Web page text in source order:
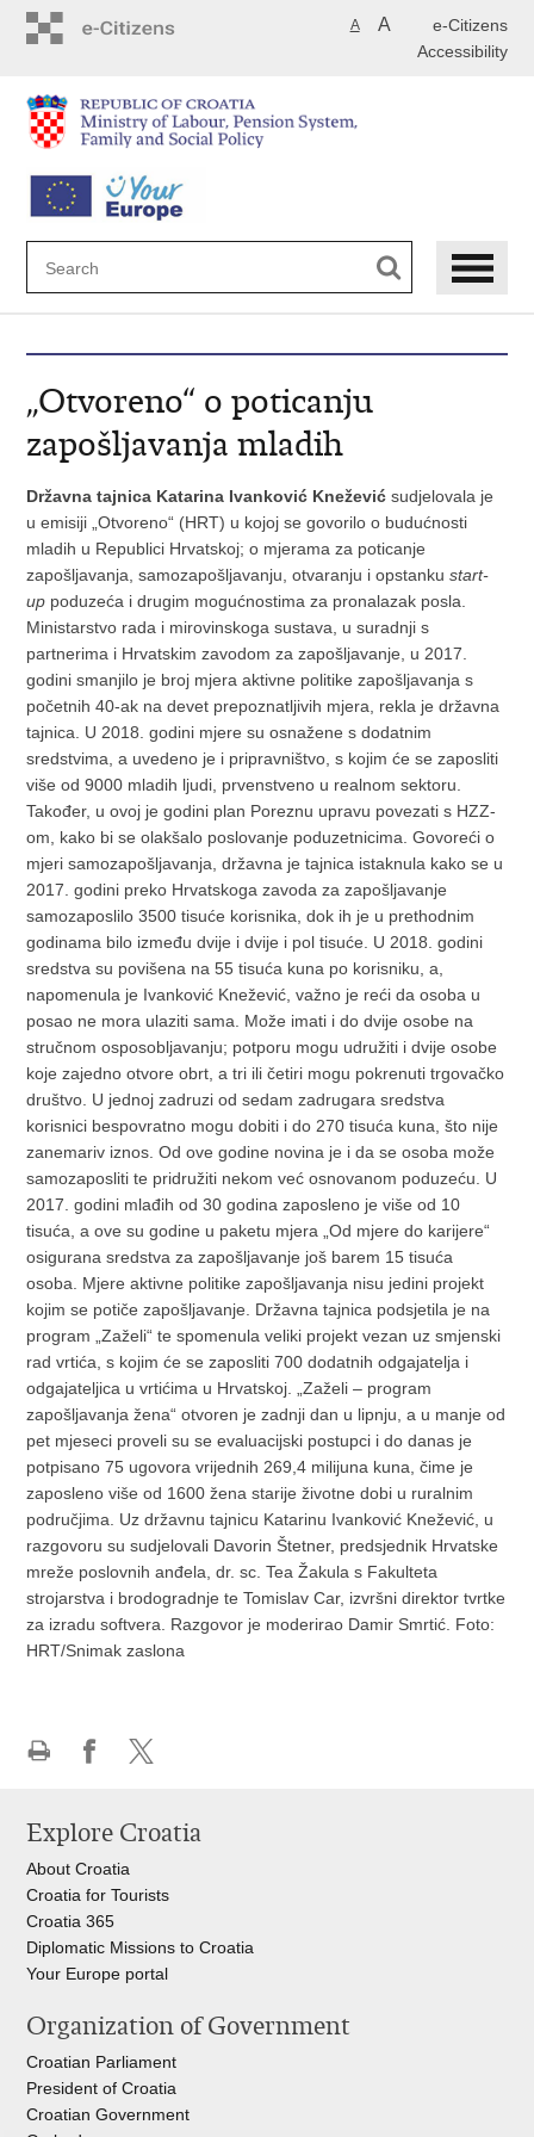
e-Citizens
A A
Accessibility
„Otvoreno“ o poticanju
zapošljavanja mladih
Državna tajnica Katarina Ivanković Knežević sudjelovala je
u emisiji „Otvoreno“ (HRT) u kojoj se govorilo o budućnosti
mladih u Republici Hrvatskoj; o mjerama za poticanje
zapošljavanja, samozapošljavanju, otvaranju i opstankustart-
up poduzeća i drugim mogućnostima za pronalazak posla.
Ministarstvo rada i mirovinskoga sustava, u suradnji s
partnerima i Hrvatskim zavodom za zapošljavanje, u 2017.
godini smanjilo je broj mjera aktivne politike zapošljavanja s
početnih 40-ak na devet prepoznatljivih mjera, rekla je državna
tajnica. U 2018. godini mjere su osnažene s dodatnim
sredstvima, a uvedeno je i pripravništvo, s kojim će se zaposliti
više od 9000 mladih ljudi, prvenstveno u realnom sektoru.
Također, u ovoj je godini plan Poreznu upravu povezati s HZZ-
om, kako bi se olakšalo poslovanje poduzetnicima. Govoreći o
mjeri samozapošljavanja, državna je tajnica istaknula kako se u
2017. godini preko Hrvatskoga zavoda za zapošljavanje
samozaposlilo 3500 tisuće korisnika, dok ih je u prethodnim
godinama bilo između dvije i dvije i pol tisuće. U 2018. godini
sredstva su povišena na 55 tisuća kuna po korisniku, a,
napomenula je Ivanković Knežević, važno je reći da osoba u
posao ne mora ulaziti sama. Može imati i do dvije osobe na
stručnom osposobljavanju; potporu mogu udružiti i dvije osobe
koje zajedno otvore obrt, a tri ili četiri mogu pokrenuti trgovačko
društvo. U jednoj zadruzi od sedam zadrugara sredstva
korisnici bespovratno mogu dobiti i do 270 tisuća kuna, što nije
zanemariv iznos. Od ove godine novina je i da se osoba može
samozaposliti te pridružiti nekom već osnovanom poduzeću. U
2017. godini mlađih od 30 godina zaposleno je više od 10
tisuća, a ove su godine u paketu mjera „Od mjere do karijere“
osigurana sredstva za zapošljavanje još barem 15 tisuća
osoba. Mjere aktivne politike zapošljavanja nisu jedini projekt
kojim se potiče zapošljavanje. Državna tajnica podsjetila je na
program „Zaželi“ te spomenula veliki projekt vezan uz smjenski
rad vrtića, s kojim će se zaposliti 700 dodatnih odgajatelja i
odgajateljica u vrtićima u Hrvatskoj. „Zaželi – program
zapošljavanja žena“ otvoren je zadnji dan u lipnju, a u manje od
pet mjeseci proveli su se evaluacijski postupci i do danas je
potpisano 75 ugovora vrijednih 269,4 milijuna kuna, čime je
zaposleno više od 1600 žena starije životne dobi u ruralnim
područjima. Uz državnu tajnicu Katarinu Ivanković Knežević, u
razgovoru su sudjelovali Davorin Štetner, predsjednik Hrvatske
mreže poslovnih anđela, dr. sc. Tea Žakula s Fakulteta
strojarstva i brodogradnje te Tomislav Car, izvršni direktor tvrtke
za izradu softvera. Razgovor je moderirao Damir Smrtić. Foto:
HRT/Snimak zaslona
page
Facebook
X
Explore Croatia
About Croatia
Croatia for Tourists
Croatia 365
Diplomatic Missions to Croatia
Your Europe portal​
Organization of Government
Croatian Parliament
President of Croatia
Croatian Government